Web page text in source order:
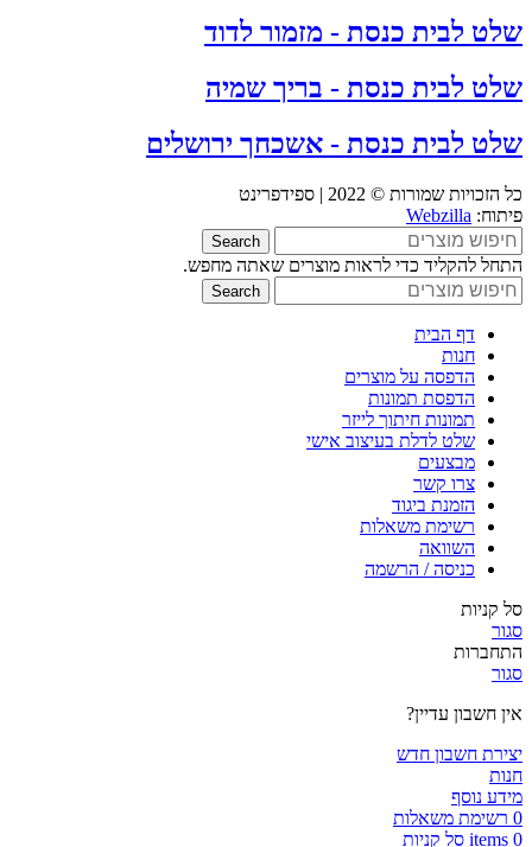
שלט לבית כנסת - מזמור לדוד
שלט לבית כנסת - בריך שמיה
שלט לבית כנסת - אשכחך ירושלים
כל הזכויות שמורות © 2022 | ספידפרינט
פיתוח: Webzilla
Search
התחל להקליד כדי לראות מוצרים שאתה מחפש.
Search
דף הבית
חנות
הדפסה על מוצרים
הדפסת תמונות
תמונות חיתוך לייזר
שלט לדלת בעיצוב אישי
מבצעים
צרו קשר
הזמנת ביגוד
רשימת משאלות
השוואה
כניסה / הרשמה
סל קניות
סגור
התחברות
סגור
אין חשבון עדיין?
יצירת חשבון חדש
חנות
מידע נוסף
0 רשימת משאלות
0
items סל קניות